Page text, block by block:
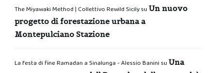
The Miyawaki Method | Collettivo Rewild Sicilysu Un nuovo
progetto di forestazione urbana a
Montepulciano Stazione
La festa di fine Ramadan a Sinalunga - Alessio Banini su Una